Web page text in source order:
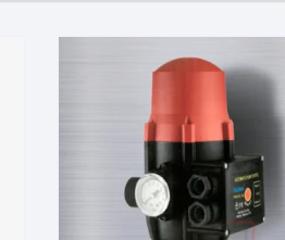
Bơm Phòng Cháy – Chữa Cháy
Bơm Trục Đứng